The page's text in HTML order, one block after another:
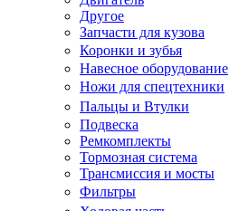
Другое
Запчасти для кузова
Коронки и зубья
Навесное оборудование
Ножи для спецтехники
Пальцы и Втулки
Подвеска
Ремкомплекты
Тормозная система
Трансмиссия и мосты
Фильтры